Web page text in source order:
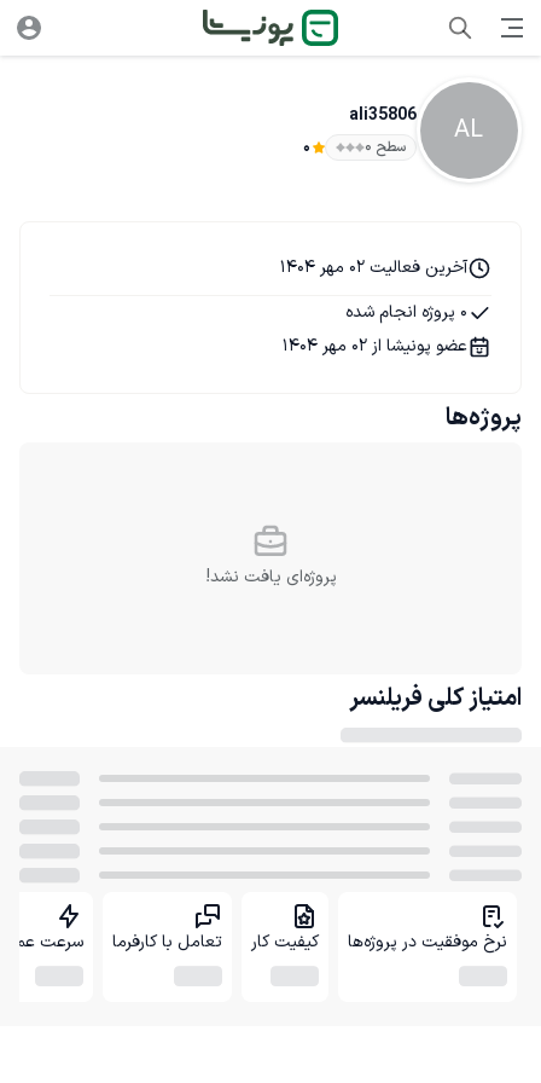
AL
ali35806
سطح ۰ 0
آخرین فعالیت 02 مهر 1404
0 پروژه انجام شده
عضو پونیشا از 02 مهر 1404
پروژه‌ها
پروژه‌ای یافت نشد!
امتیاز کلی فریلنسر
نرخ موفقیت در پروژه‌ها کیفیت کار تعامل با کارفرما سرعت عمل